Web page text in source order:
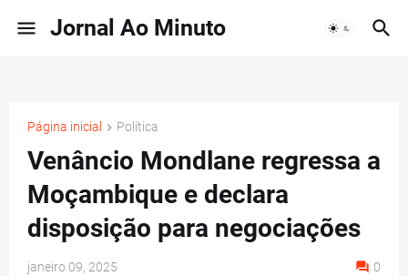
Jornal Ao Minuto
Página inicial Política
Venâncio Mondlane regressa a
Moçambique e declara
disposição para negociações
janeiro 09, 2025 0